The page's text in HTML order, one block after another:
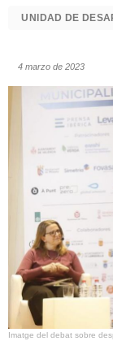
UNIDAD DE
4 marzo de 2023
Imatge del debat sobre